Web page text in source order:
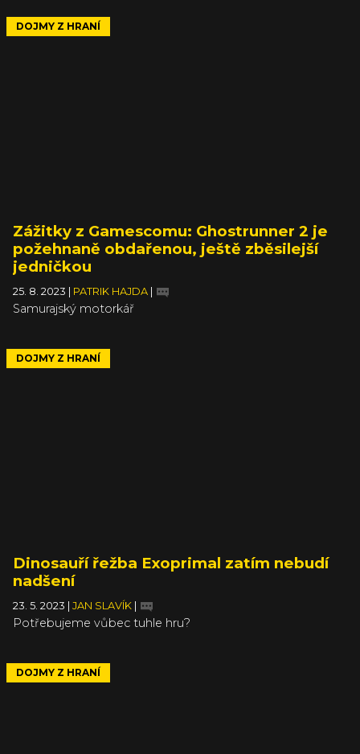
DOJMY Z HRANÍ
Zážitky z Gamescomu: Ghostrunner 2 je
požehnaně obdařenou, ještě zběsilejší
jedničkou
25. 8. 2023 PATRIK HAJDA
Samurajský motorkář
DOJMY Z HRANÍ
Dinosauří řežba Exoprimal zatím nebudí
nadšení
23. 5. 2023 JAN SLAVÍK
Potřebujeme vůbec tuhle hru?
DOJMY Z HRANÍ